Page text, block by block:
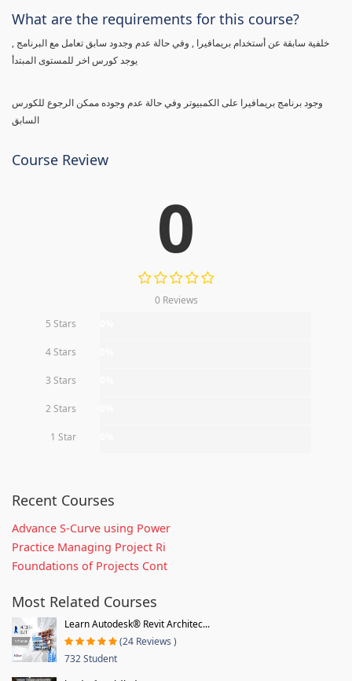
What are the requirements for this course?
خلفية سابقة عن أستخدام بريمافيرا , وفي حالة عدم وجدود سابق تعامل مع البرنامج ,
يوجد كورس اخر للمستوى المبتدأ
وجود برنامج بريمافيرا على الكمبيوتر وفي حالة عدم وجوده ممكن الرجوع للكورس
السابق
Course Review
0
0 Reviews
5 Stars
4 Stars
3 Stars
2 Stars
1 Star
Recent Courses
Advance S-Curve using Power
Practice Managing Project Ri
Foundations of Projects Cont
Most Related Courses
Learn Autodesk® Revit Architec...
(24 Reviews )
732 Student